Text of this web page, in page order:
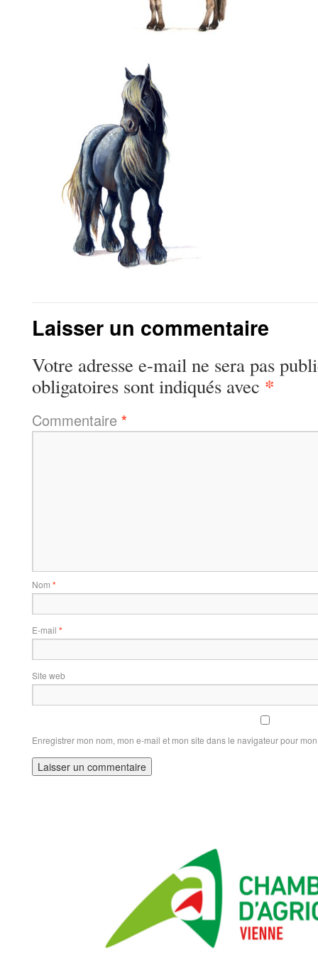
Laisser un commentaire
Votre adresse e-mail ne sera pas
obligatoires sont indiqués avec *
Commentaire *
Nom *
E-mail *
Site web
Enregistrer mon nom, mon e-mail et mon site dans le navigateur pour